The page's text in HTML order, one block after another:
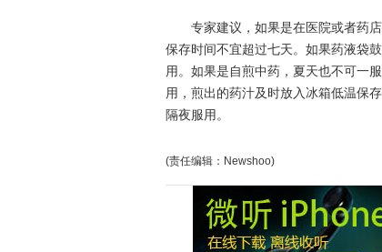
专家建议，如果是在医院或者药店
保存时间不宜超过七天。如果药液袋
用。如果是自煎中药，夏天也不可一
用，煎出的药汁及时放入冰箱低温保
隔夜服用。
(责任编辑：Newshoo)